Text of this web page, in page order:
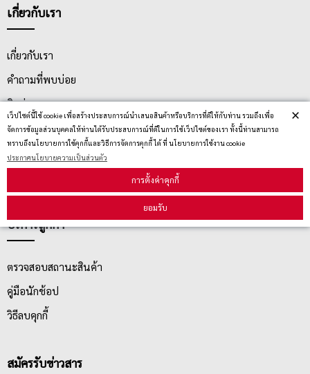
เว็ปไซต์นี้ใช้ cookie เพื่อสร้างประสบการณ์นำเสนอสินค้าหรือบริการที่ดีให้กับท่าน รวมถึงเพื่อ
จัดการข้อมูลส่วนบุคคลให้ท่านได้รับประสบการณ์ที่ดีในการใช้เว็ปไซต์ของเรา ทั้งนี้ท่านสามารถ
ทราบถึงนโยบายการใช้คุกกี้และวิธีการจัดการคุกกี้ ได้ ที่ นโยบายการใช้งาน cookie
ประกาศนโยบายความเป็นส่วนตัว
การตั้งค่าคุกกี้
ยอมรับ
×
เกี่ยวกับเรา
เกี่ยวกับเรา
คำถามที่พบบ่อย
ติดต่อเรา
ประกาศนโยบายความเป็นส่วนตัว
นโยบายการจัดส่ง
นโยบายการเปลี่ยน/คืน สินค้า
บริการลูกค้า
ตรวจสอบสถานะสินค้า
คู่มือนักช้อป
วิธีลบคุกกี้
สมัครรับข่าวสาร